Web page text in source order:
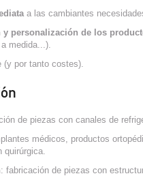
a las cambiantes
y personalización de los
medida...).
por tanto costes).
de piezas con canales de
médicos, productos
quirúrgica.
: fabricación de piezas con